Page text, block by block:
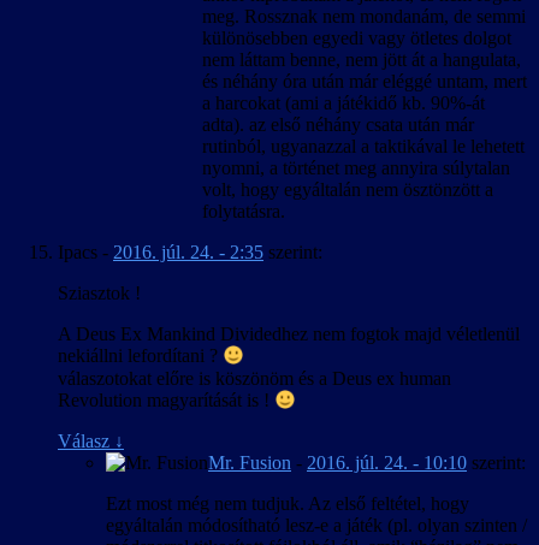
meg. Rossznak nem mondanám, de semmi
különösebben egyedi vagy ötletes dolgot
nem láttam benne, nem jött át a hangulata,
és néhány óra után már eléggé untam, mert
a harcokat (ami a játékidő kb. 90%-át
adta). az első néhány csata után már
rutinból, ugyanazzal a taktikával le lehetett
nyomni, a történet meg annyira súlytalan
volt, hogy egyáltalán nem ösztönzött a
folytatásra.
Ipacs - 2016. júl. 24. - 2:35 szerint:
Sziasztok !
A Deus Ex Mankind Dividedhez nem fogtok majd véletlenül
nekiállni lefordítani ?
válaszotokat előre is köszönöm és a Deus ex human
Revolution magyarítását is !
Válasz ↓
Mr. Fusion - 2016. júl. 24. - 10:10 szerint:
Ezt most még nem tudjuk. Az első feltétel, hogy
egyáltalán módosítható lesz-e a játék (pl. olyan szinten /